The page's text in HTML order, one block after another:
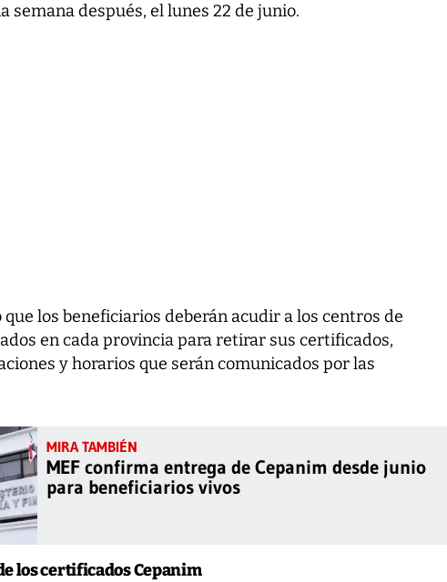
semana después, el lunes 22 de junio.
los beneficiarios deberán acudir a los centros de
en cada provincia para retirar sus certificados,
y horarios que serán comunicados por las
MEF confirma entrega de Cepanim desde junio
para beneficiarios vivos
los certificados Cepanim